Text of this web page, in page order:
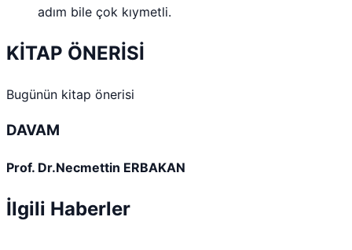
adım bile çok kıymetli.
KİTAP ÖNERİSİ
Bugünün kitap önerisi
DAVAM
Prof. Dr.Necmettin ERBAKAN
İlgili Haberler